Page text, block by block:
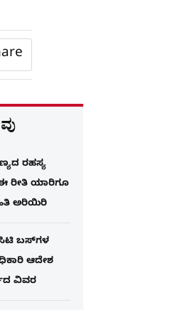
ರಹಸ್ಯ
ರೀತಿ ಯಾರಿಗೂ
ಅರಿಯಿರಿ
ಸಿಟಿ ಬಸ್​ಗಳ
ಆದೇಶ
ವಿವರ